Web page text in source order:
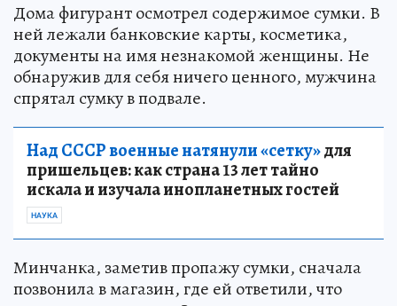
Дома фигурант осмотрел содержимое сумки. В
ней лежали банковские карты, косметика,
документы на имя незнакомой женщины. Не
обнаружив для себя ничего ценного, мужчина
спрятал сумку в подвале.
Над СССР военные натянули «сетку»для
пришельцев: как страна 13 лет тайно
искала и изучала инопланетных гостей
НАУКА
Минчанка, заметив пропажу сумки, сначала
позвонила в магазин, где ей ответили, что